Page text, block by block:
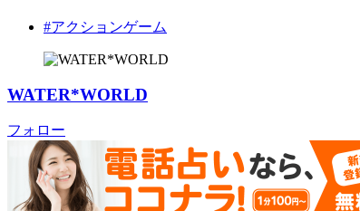
#アクションゲーム
WATER*WORLD
フォロー